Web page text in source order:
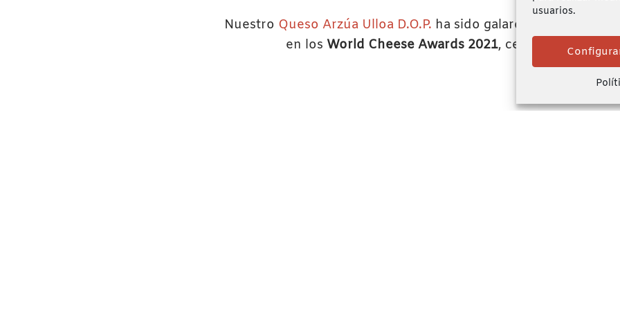
usuarios.
Nuestro Queso Arzúa Ulloa D.O.P. ha sido galardonado con el
en los World Cheese Awards 2021, celebrados en